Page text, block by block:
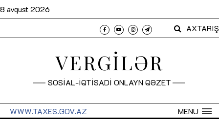
8 avqust 2026
AXTARIŞ
VERGİLƏR
SOSİAL-İQTİSADİ ONLAYN QƏZET
MENU
WWW.TAXES.GOV.AZ